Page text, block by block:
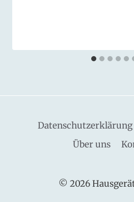
Datenschutzerklärung
Über uns
© 2026